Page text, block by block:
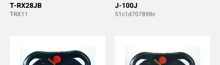
T-RX28JB
T-RX11
J-100J
51c1d707898c